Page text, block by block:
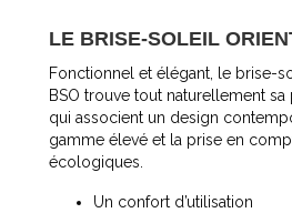
LE BRISE-SOLEIL
Fonctionnel et élégant, le brise-
BSO trouve tout naturellement
qui associent un design
gamme élevé et la prise en
écologiques.
Un confort d’utilisation